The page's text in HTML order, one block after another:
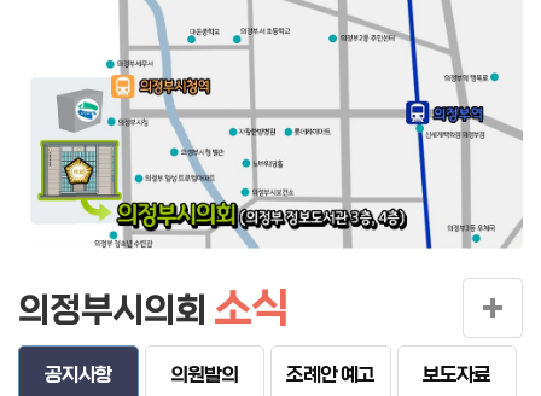
의정부시의회 소식
공지사항 의원발의 조례안 예고 보도자료